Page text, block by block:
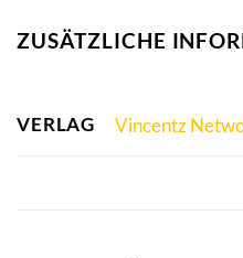
ZUSÄTZLICHE
VERLAG Vincentz